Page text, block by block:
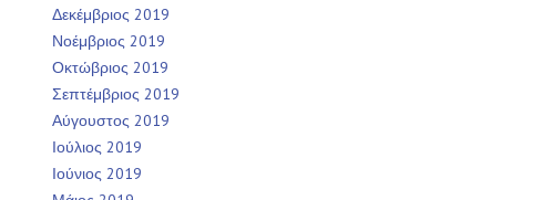
Δεκέμβριος 2019
Νοέμβριος 2019
Οκτώβριος 2019
Σεπτέμβριος 2019
Αύγουστος 2019
Ιούλιος 2019
Ιούνιος 2019